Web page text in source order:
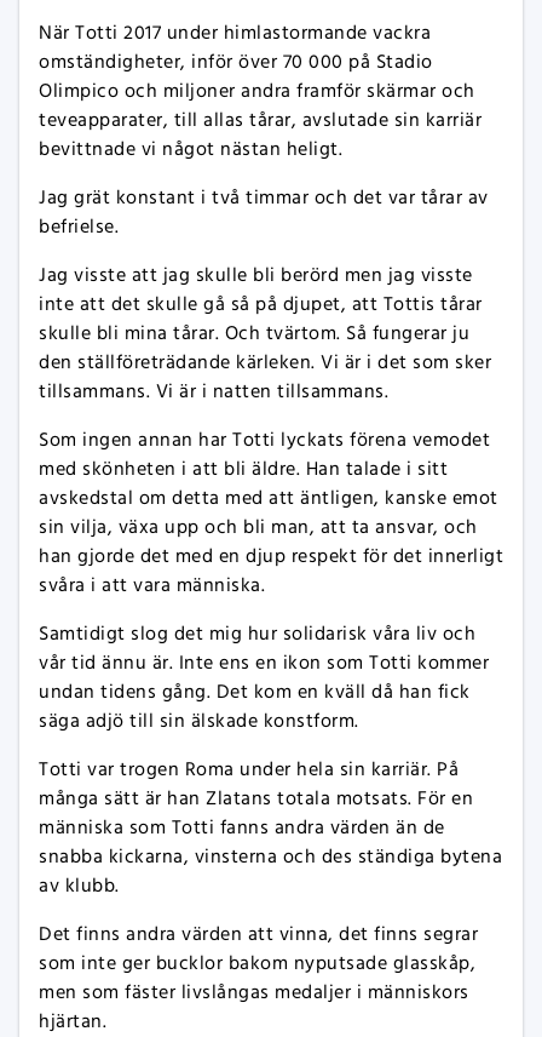
När Totti 2017 under himlastormande vackra
omständigheter, inför över 70 000 på Stadio
Olimpico och miljoner andra framför skärmar och
teveapparater, till allas tårar, avslutade sin karriär
bevittnade vi något nästan heligt.
Jag grät konstant i två timmar och det var tårar av
befrielse.
Jag visste att jag skulle bli berörd men jag visste
inte att det skulle gå så på djupet, att Tottis tårar
skulle bli mina tårar. Och tvärtom. Så fungerar ju
den ställföreträdande kärleken. Vi är i det som sker
tillsammans. Vi är i natten tillsammans.
Som ingen annan har Totti lyckats förena vemodet
med skönheten i att bli äldre. Han talade i sitt
avskedstal om detta med att äntligen, kanske emot
sin vilja, växa upp och bli man, att ta ansvar, och
han gjorde det med en djup respekt för det innerligt
svåra i att vara människa.
Samtidigt slog det mig hur solidarisk våra liv och
vår tid ännu är. Inte ens en ikon som Totti kommer
undan tidens gång. Det kom en kväll då han fick
säga adjö till sin älskade konstform.
Totti var trogen Roma under hela sin karriär. På
många sätt är han Zlatans totala motsats. För en
människa som Totti fanns andra värden än de
snabba kickarna, vinsterna och des ständiga bytena
av klubb.
Det finns andra värden att vinna, det finns segrar
som inte ger bucklor bakom nyputsade glasskåp,
men som fäster livslångas medaljer i människors
hjärtan.